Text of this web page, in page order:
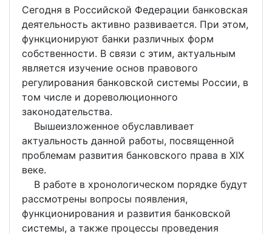
Сегодня в Российской Федерации банковская
деятельность активно развивается. При этом,
функционируют банки различных форм
собственности. В связи с этим, актуальным
является изучение основ правового
регулирования банковской системы России, в
том числе и дореволюционного
законодательства.
Вышеизложенное обуславливает
актуальность данной работы, посвященной
проблемам развития банковского права в XIX
веке.
В работе в хронологическом порядке будут
рассмотрены вопросы появления,
функционирования и развития банковской
системы, а также процессы проведения